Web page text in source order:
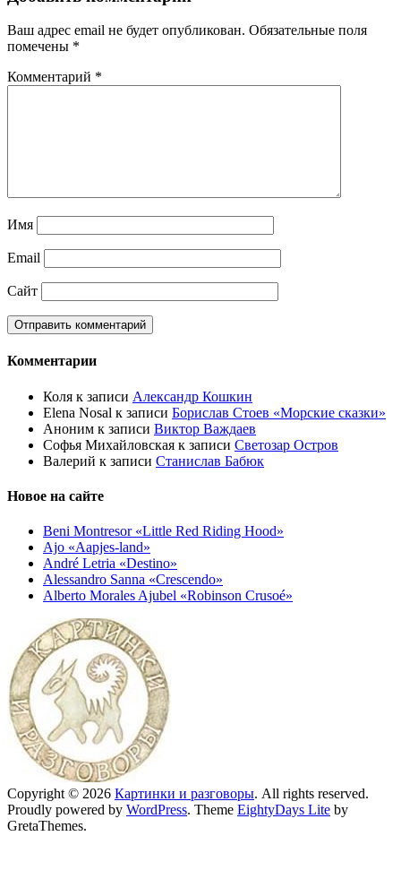
Ваш адрес email не будет опубликован. Обязательные поля
помечены *
Комментарий *
Имя
Email
Сайт
Комментарии
Коля к записи Александр Кошкин
Elena Nosal к записи Борислав Стоев «Морские сказки»
Аноним к записи Виктор Важдаев
Софья Михайловская к записи Светозар Остров
Валерий к записи Станислав Бабюк
Новое на сайте
Beni Montresor «Little Red Riding Hood»
Ajo «Aapjes-land»
André Letria «Destino»
Alessandro Sanna «Crescendo»
Alberto Morales Ajubel «Robinson Crusoé»
Copyright © 2026 Картинки и разговоры. All rights reserved.
Proudly powered by WordPress. Theme EightyDays Lite by
GretaThemes.